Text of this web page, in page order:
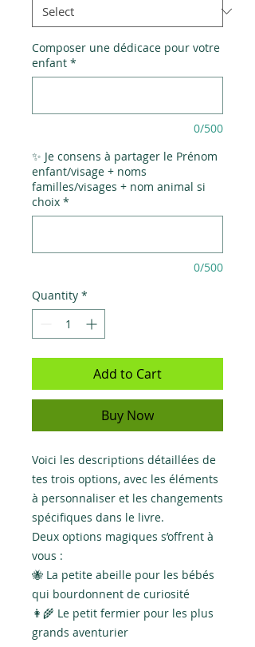
Composer une dédicace pour votre
enfant *
0/500
✨ Je consens à partager le Prénom
enfant/visage + noms
familles/visages + nom animal si
choix *
0/500
Quantity *
Add to Cart
Buy Now
Voici les descriptions détaillées de
tes trois options, avec les éléments
à personnaliser et les changements
spécifiques dans le livre.
Deux options magiques s’offrent à
vous :
🐝 La petite abeille pour les bébés
qui bourdonnent de curiosité
👩‍🌾 Le petit fermier pour les plus
grands aventurier